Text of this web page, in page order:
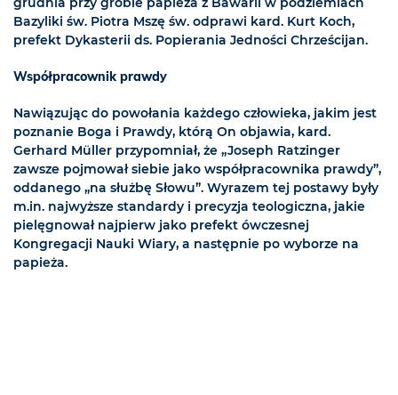
Bazyliki św. Piotra Mszę św. odprawi kard. Kurt Koch,
prefekt Dykasterii ds. Popierania Jedności Chrześcijan.
Współpracownik prawdy
Nawiązując do powołania każdego człowieka, jakim jest
poznanie Boga i Prawdy, którą On objawia, kard.
Gerhard Müller przypomniał, że „Joseph Ratzinger
zawsze pojmował siebie jako współpracownika prawdy”,
oddanego „na służbę Słowu”. Wyrazem tej postawy były
m.in. najwyższe standardy i precyzja teologiczna, jakie
pielęgnował najpierw jako prefekt ówczesnej
Kongregacji Nauki Wiary, a następnie po wyborze na
papieża.